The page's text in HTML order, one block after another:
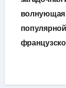
волнующая
популярной